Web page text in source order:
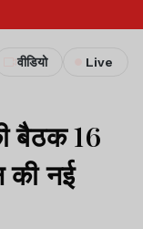
वीडियो Live
बैठक 16
की नई